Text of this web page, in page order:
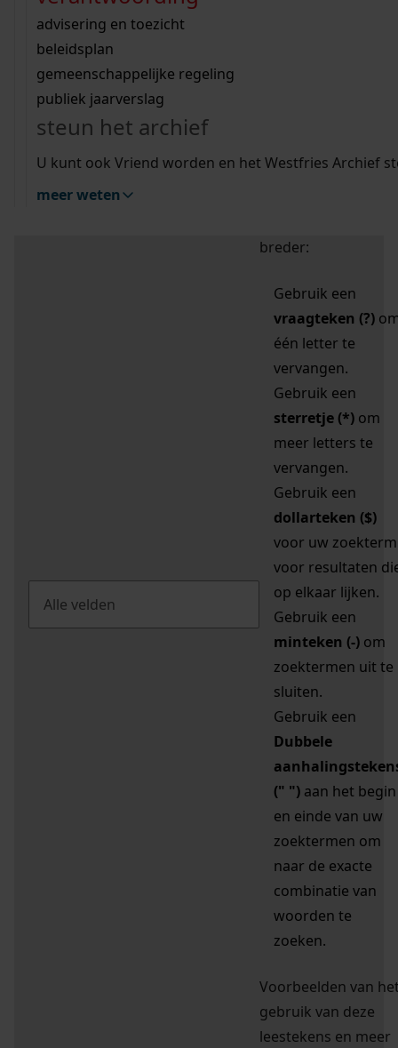
bouwvergunningen
omgevingsvergunningen
vergunningen
beeld en geluid
uitleg nodig?
Wij helpen u op weg met een aantal zoektips.
bekijk alle zoektips
Wij helpen u op weg met een aantal zoektips.
bekijk alle zoektips
bekijk ons geschiedenislokaal
advisering en toezicht
beleidsplan
gemeenschappelijke regeling
publiek jaarverslag
steun het archief
U kunt ook Vriend worden en het Westfries Archief
meer weten
zoektips
Mijn Studiezaal (inloggen)
uw zoekopdracht te
breder:
Gebruik een
vraagteken (?)
één letter te
vervangen.
Gebruik een
sterretje (*) om
meer letters te
vervangen.
Gebruik een
dollarteken ($)
voor uw zoekterm
voor resultaten
op elkaar lijken.
Gebruik een
minteken (-) om
zoektermen uit te
sluiten.
Gebruik een
Dubbele
(" ") aan het begin
en einde van uw
zoektermen om
naar de exacte
combinatie van
woorden te
zoeken.
Voorbeelden van
gebruik van deze
leestekens en meer